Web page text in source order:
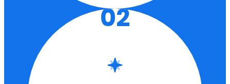
02